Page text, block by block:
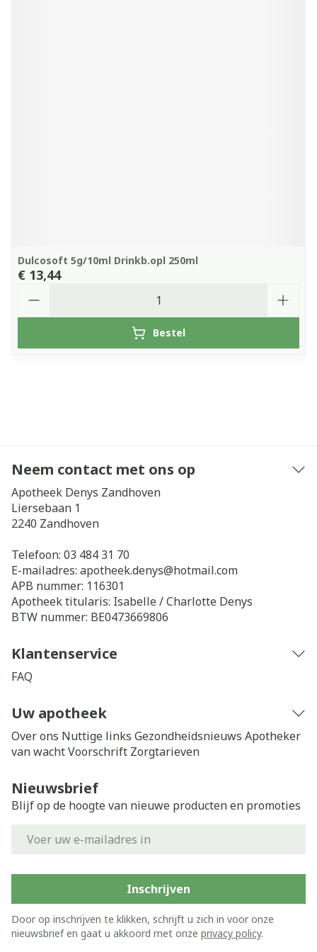
Dulcosoft 5g/10ml Drinkb.opl 250ml
€ 13,44
Bestel
Neem contact met ons op
Apotheek Denys Zandhoven
Liersebaan 1
2240 Zandhoven
Telefoon: 03 484 31 70
E-mailadres: apotheek.denys@hotmail.com
APB nummer: 116301
Apotheek titularis: Isabelle / Charlotte Denys
BTW nummer: BE0473669806
Klantenservice
FAQ
Uw apotheek
Over ons Nuttige links Gezondheidsnieuws Apotheker
van wachtVoorschrift Zorgtarieven
Nieuwsbrief
Blijf op de hoogte van nieuwe producten en promoties
Inschrijven
Door op inschrijven te klikken, schrijft u zich in voor onze
nieuwsbrief en gaat u akkoord met onze privacy policy.